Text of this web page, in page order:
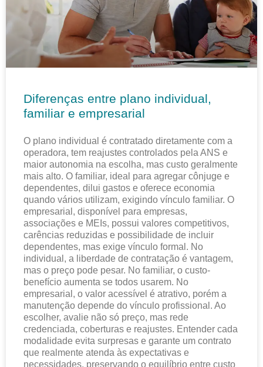
Diferenças entre plano individual,
familiar e empresarial
O plano individual é contratado diretamente com a
operadora, tem reajustes controlados pela ANS e
maior autonomia na escolha, mas custo geralmente
mais alto. O familiar, ideal para agregar cônjuge e
dependentes, dilui gastos e oferece economia
quando vários utilizam, exigindo vínculo familiar. O
empresarial, disponível para empresas,
associações e MEIs, possui valores competitivos,
carências reduzidas e possibilidade de incluir
dependentes, mas exige vínculo formal. No
individual, a liberdade de contratação é vantagem,
mas o preço pode pesar. No familiar, o custo-
benefício aumenta se todos usarem. No
empresarial, o valor acessível é atrativo, porém a
manutenção depende do vínculo profissional. Ao
escolher, avalie não só preço, mas rede
credenciada, coberturas e reajustes. Entender cada
modalidade evita surpresas e garante um contrato
que realmente atenda às expectativas e
necessidades, preservando o equilíbrio entre custo